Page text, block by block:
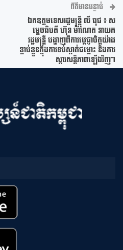
ព័ត៌មានបន្ទាប់
ឯកឧត្តមទេសរដ្ឋមន្រ្តី លី ធុជ ៖ ស
ម្តេចធិបតី ហ៊ុន ម៉ាណែត នាយក
រដ្ឋមន្រ្តី បង្ហាញពីការប្តេជ្ញាចិត្តយ៉ាង
ខ្ជាប់ខ្ជួនក្នុងការទប់ស្កាត់ជម្លោះ និងការ
ស្តារសន្តិភាពឡើងវិញ។